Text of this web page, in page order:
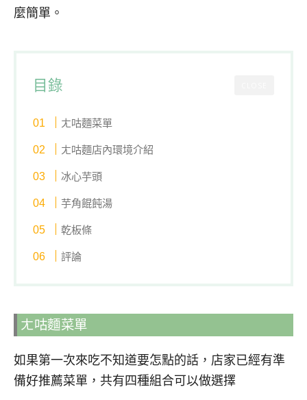
麼簡單。
目錄
ㄤ咕麵菜單
ㄤ咕麵店內環境介紹
冰心芋頭
芋角餛飩湯
乾板條
評論
ㄤ咕麵菜單
如果第一次來吃不知道要怎點的話，店家已經有準
備好推薦菜單，共有四種組合可以做選擇